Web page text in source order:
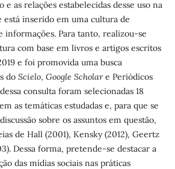
e as relações estabelecidas desse uso na
está inserido em uma cultura de
informações. Para tanto, realizou-se
com base em livros e artigos escritos
e foi promovida uma busca
do Scielo, Google Scholare Periódicos
consulta foram selecionadas 18
as temáticas estudadas e, para que se
sobre os assuntos em questão,
de Hall (2001), Kensky (2012), Geertz
Dessa forma, pretende-se destacar a
das mídias sociais nas práticas